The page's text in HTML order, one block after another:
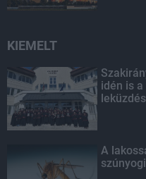
KIEMELT
idén is
A